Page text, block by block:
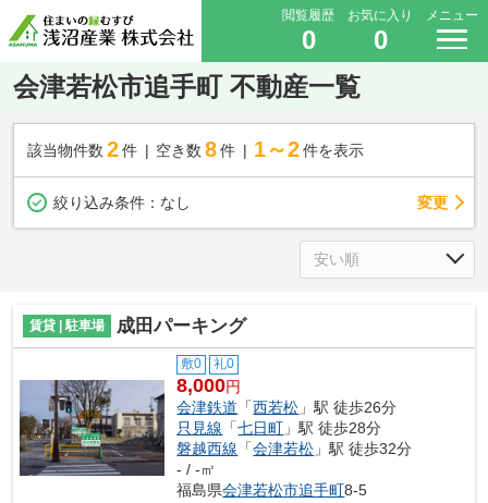
閲覧履歴
0
お気に入り
0
メニュー
会津若松市追手町 不動産一覧
該当物件数 2件 空き数 8 件 1～2 件を表示
絞り込み条件： なし 変更
賃貸 | 駐車場 成田パーキング
敷0 礼0
8,000円
会津鉄道 「西若松 」駅 徒歩26分
只見線 「七日町 」駅 徒歩28分
磐越西線 「会津若松 」駅 徒歩32分
- / -㎡
福島県会津若松市追手町8-5